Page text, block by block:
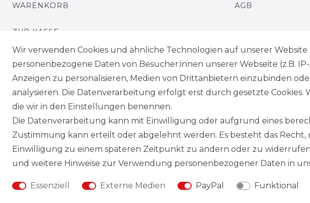
WARENKORB
ZUR KASSE
AGB
VERTRAG
Wir verwenden Cookies und ähnliche Technologien auf unserer
personenbezogene Daten von Besucher:innen unserer Webseite (z.B.
Anzeigen zu personalisieren, Medien von Drittanbietern einzubinden
analysieren. Die Datenverarbeitung erfolgt erst durch gesetzte Cookies.
die wir in den Einstellungen benennen.
Die Datenverarbeitung kann mit Einwilligung oder aufgrund eines
Zustimmung kann erteilt oder abgelehnt werden. Es besteht das
Einwilligung zu einem späteren Zeitpunkt zu ändern oder zu
und weitere Hinweise zur Verwendung personenbezogener Daten in
Essenziell Externe Medien PayPal Funktional